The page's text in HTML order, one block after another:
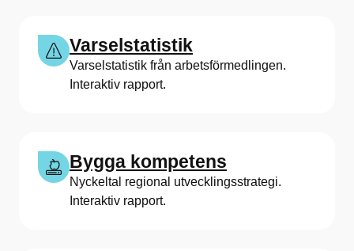
Varselstatistik
Varselstatistik från arbetsförmedlingen.
Interaktiv rapport.
Bygga kompetens
Nyckeltal regional utvecklingsstrategi.
Interaktiv rapport.